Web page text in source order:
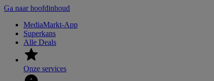
Ga naar hoofdinhoud
MediaMarkt-App
Superkans
Alle Deals
Onze services